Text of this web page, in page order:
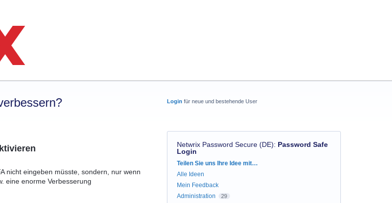
nicht eingeben müsste, sondern, nur wenn
eine enorme Verbesserung
Login für neue und bestehende User
Netwrix Password Secure (DE): Password Safe
Login
Kategorien
Teilen Sie uns Ihre Idee mit…
Alle Ideen
Mein Feedback
Administration
29